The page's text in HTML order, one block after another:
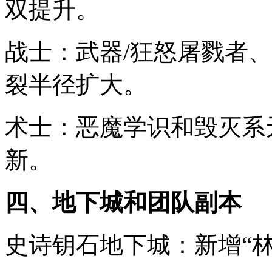
双提升。
战士：武器/狂怒屠戮者
裂半径扩大。
术士：恶魔学识和毁灭
新。
四、地下城和团队副本
史诗钥石地下城：新增“